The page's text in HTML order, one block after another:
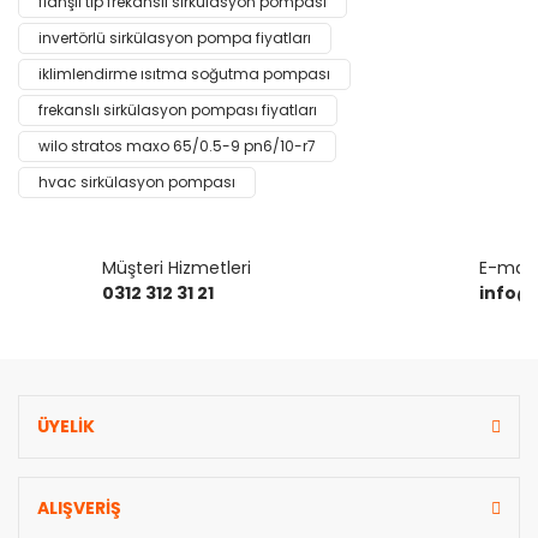
Ürün açıklamasında eksik bilgiler bulunuyor.
Ürün bilgilerinde hatalar bulunuyor.
Ürün fiyatı diğer sitelerden daha pahalı.
Bu ürüne benzer farklı alternatifler olmalı.
Gönder
invertörlü sirkülasyon pompa fiyatları
iklimlendirme ısıtma soğutma pompası
frekanslı sirkülasyon pompası fiyatları
wilo stratos maxo 65/0.5-9 pn6/10-r7
hvac sirkülasyon pompası
Müşteri Hizmetleri
0312 312 31 21
E-mail
ÜYELİK
ALIŞVERİŞ